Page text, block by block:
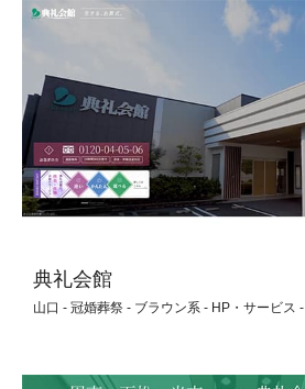
典礼会館
山口 - 冠婚葬祭 - ブラウン系 - HP・サービス -